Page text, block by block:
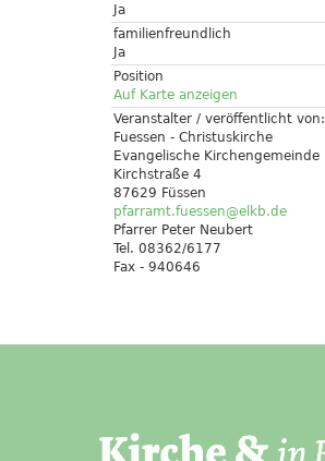
Ja
familienfreundlich
Ja
Position
Auf Karte anzeigen
Veranstalter / veröffentlicht von:
Fuessen - Christuskirche
Evangelische Kirchengemeinde
Kirchstraße 4
87629 Füssen
pfarramt.fuessen@elkb.de
Pfarrer Peter Neubert
Tel. 08362/6177
Fax - 940646